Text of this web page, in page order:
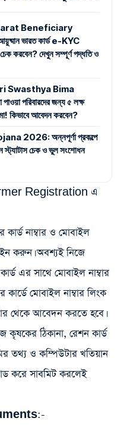
Beneficiary
ভারত কার্ড e-KYC
করবেন? দেখুন সম্পূর্ণ পদ্ধতি ও
Swasthya Bima
পরিবারদের জন্য ৫ লক্ষ
কিভাবে আবেদন করবেন?
2026: অন্নপূর্ণা প্রকল্পে
চেক ও ভুল সংশোধন
Registration এ
নাম্বার ও মোবাইল
করুন। অবশ্যই নিজে
এর সাথে মোবাইল নাম্বার
মোবাইল নাম্বার লিংক
থেকে আবেদন করতে হবে।
ঠিকানা, রেশন কার্ড
তথ্য ও কম্পিউটার খতিয়ান
সাবমিট করলেই